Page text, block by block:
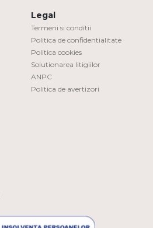
Legal
Termeni si conditii
Politica de confidentialitate
Politica cookies
Solutionarea litigiilor
ANPC
Politica de avertizori